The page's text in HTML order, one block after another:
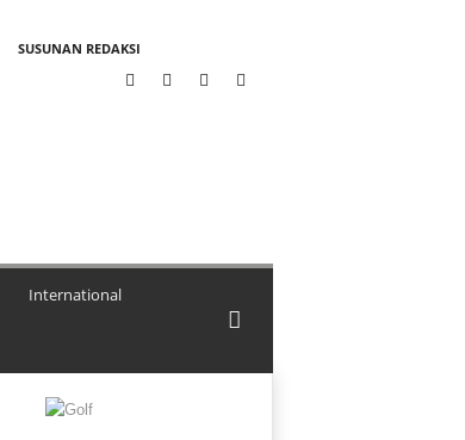
SUSUNAN REDAKSI
International